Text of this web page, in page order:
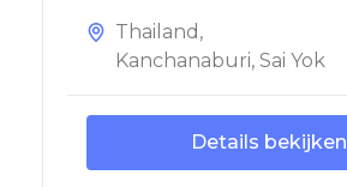
Thailand ,
Kanchanaburi, Sai Yok
Details bekijken